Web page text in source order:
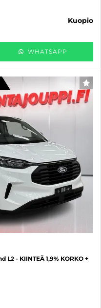
kuopio
WHATSAPP
L2 - KIINTEÄ 1,9% KORKO +